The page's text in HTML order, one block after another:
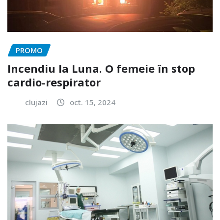
PROMO
Incendiu la Luna. O femeie în stop
cardio-respirator
clujazi oct. 15, 2024